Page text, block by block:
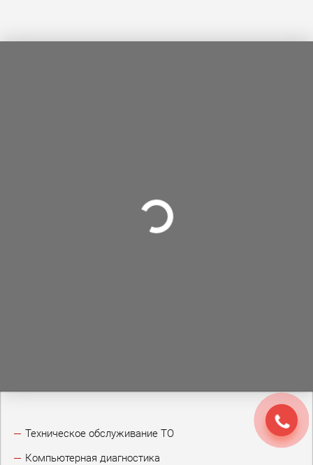
Техническое обслуживание ТО
Компьютерная диагностика